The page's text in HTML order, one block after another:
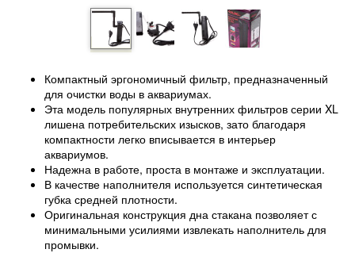
Компактный эргономичный фильтр, предназначенный
для очистки воды в аквариумах.
Эта модель популярных внутренних фильтров серии XL
лишена потребительских изысков, зато благодаря
компактности легко вписывается в интерьер
аквариумов.
Надежна в работе, проста в монтаже и эксплуатации.
В качестве наполнителя используется синтетическая
губка средней плотности.
Оригинальная конструкция дна стакана позволяет с
минимальными усилиями извлекать наполнитель для
промывки.